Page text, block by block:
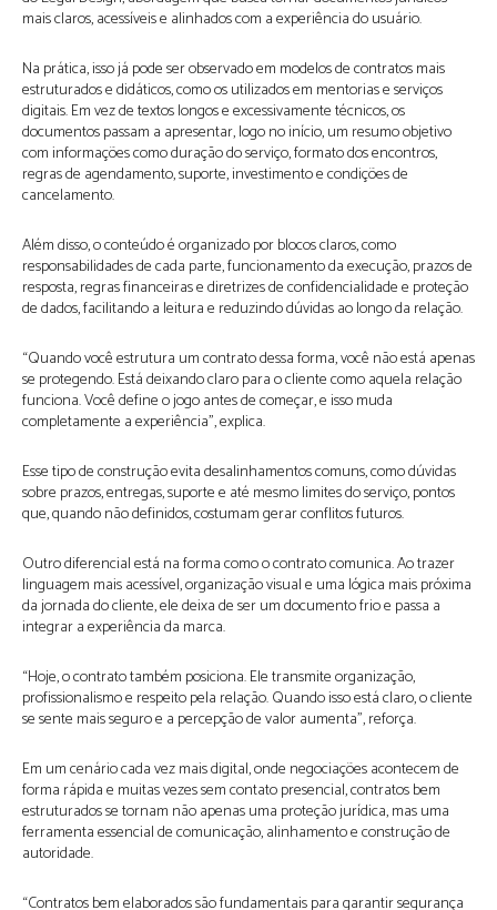
mais claros, acessíveis e alinhados com a experiência do usuário.
Na prática, isso já pode ser observado em modelos de contratos mais
estruturados e didáticos, como os utilizados em mentorias e serviços
digitais. Em vez de textos longos e excessivamente técnicos, os
documentos passam a apresentar, logo no início, um resumo objetivo
com informações como duração do serviço, formato dos encontros,
regras de agendamento, suporte, investimento e condições de
cancelamento.
Além disso, o conteúdo é organizado por blocos claros, como
responsabilidades de cada parte, funcionamento da execução, prazos de
resposta, regras financeiras e diretrizes de confidencialidade e proteção
de dados, facilitando a leitura e reduzindo dúvidas ao longo da relação.
“Quando você estrutura um contrato dessa forma, você não está apenas
se protegendo. Está deixando claro para o cliente como aquela relação
funciona. Você define o jogo antes de começar, e isso muda
completamente a experiência”, explica.
Esse tipo de construção evita desalinhamentos comuns, como dúvidas
sobre prazos, entregas, suporte e até mesmo limites do serviço, pontos
que, quando não definidos, costumam gerar conflitos futuros.
Outro diferencial está na forma como o contrato comunica. Ao trazer
linguagem mais acessível, organização visual e uma lógica mais próxima
da jornada do cliente, ele deixa de ser um documento frio e passa a
integrar a experiência da marca.
“Hoje, o contrato também posiciona. Ele transmite organização,
profissionalismo e respeito pela relação. Quando isso está claro, o cliente
se sente mais seguro e a percepção de valor aumenta”, reforça.
Em um cenário cada vez mais digital, onde negociações acontecem de
forma rápida e muitas vezes sem contato presencial, contratos bem
estruturados se tornam não apenas uma proteção jurídica, mas uma
ferramenta essencial de comunicação, alinhamento e construção de
autoridade.
“Contratos bem elaborados são fundamentais para garantir segurança